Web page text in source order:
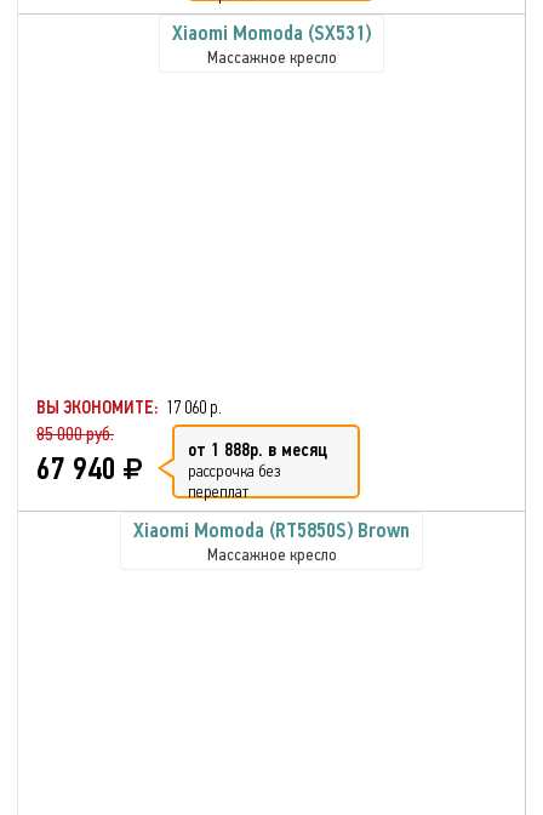
Xiaomi Momoda (SX531)
Массажное кресло
ВЫ ЭКОНОМИТЕ: 17 060 р.
85 000 руб.
67 940 от 1 888р. в месяц
рассрочка без
переплат
Xiaomi Momoda (RT5850S) Brown
Массажное кресло